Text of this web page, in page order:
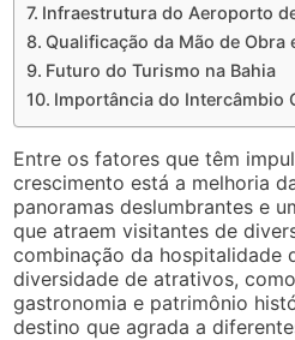
Infraestrutura do Aeroporto
Qualificação da Mão de Obra
Futuro do Turismo na Bahia
Importância do Intercâmbio
Entre os fatores que têm
crescimento está a melhoria
panoramas deslumbrantes e
que atraem visitantes de
combinação da hospitalidade
diversidade de atrativos,
gastronomia e patrimônio
destino que agrada a